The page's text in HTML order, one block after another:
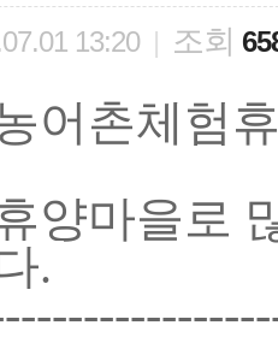
13:20 | 조회
어촌체험
양마을로
.